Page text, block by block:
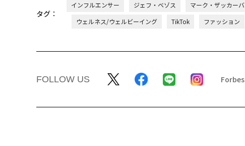
タグ：
インフルエンサー ジェフ・ベゾス マーク・ザッカー
ウェルネス/ウェルビーイング
TikTok ファッション
FOLLOW US